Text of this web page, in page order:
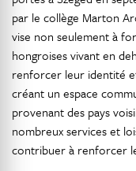
par le collège Marton
vise non seulement à
hongroises vivant en
renforcer leur identité
créant un espace
provenant des pays
nombreux services et
contribuer à renforcer